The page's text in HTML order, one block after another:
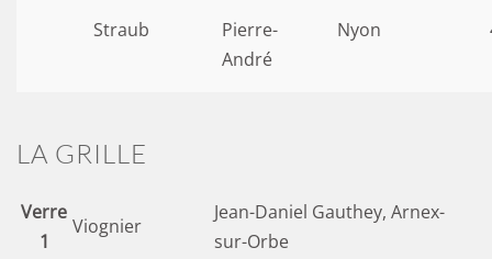
Straub
Pierre-
André
Nyon
LA GRILLE
Verre
1
Viognier
Jean-Daniel Gauthey, Arnex-
sur-Orbe